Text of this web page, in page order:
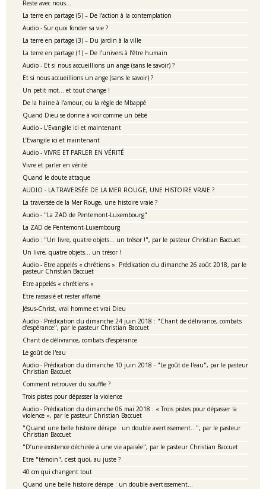
Reste avec nous…
La terre en partage (5) – De l’action à la contemplation
Audio - Sur quoi fonder sa vie ?
La terre en partage (3) – Du jardin à la ville
La terre en partage (1) – De l’univers à l’être humain
Audio - Et si nous accueillions un ange (sans le savoir) ?
Et si nous accueillions un ange (sans le savoir) ?
Un petit mot… et tout change !
De la haine à l’amour, ou la règle de Mbappé
Quand Dieu se donne à voir comme un bébé
Audio - L’Evangile ici et maintenant
L’Evangile ici et maintenant
Audio - VIVRE ET PARLER EN VÉRITÉ
Vivre et parler en vérité
Quand le doute attaque
AUDIO - LA TRAVERSÉE DE LA MER ROUGE, UNE HISTOIRE VRAIE ?
La traversée de la Mer Rouge, une histoire vraie ?
Audio - "La ZAD de Pentemont-Luxembourg"
La ZAD de Pentemont-Luxembourg
Audio : "Un livre, quatre objets… un trésor !", par le pasteur Christian Baccuet
Un livre, quatre objets… un trésor !
Audio - Etre appelés « chrétiens ». Prédication du dimanche 26 août 2018, par le
pasteur Christian Baccuet
Etre appelés « chrétiens »
Etre rassasié et rester affamé
Jésus-Christ, vrai homme et vrai Dieu
Audio - Prédication du dimanche 24 juin 2018 : "Chant de délivrance, combats
d’espérance", par le pasteur Christian Baccuet
Chant de délivrance, combats d’espérance
Le goût de l'eau
Audio - Prédication du dimanche 10 juin 2018 - "Le goût de l'eau", par le pasteur
Christian Baccuet
Comment retrouver du souffle ?
Trois pistes pour dépasser la violence
Audio - Prédication du dimanche 06 mai 2018 : « Trois pistes pour dépasser la
violence », par le pasteur Christian Baccuet
"Quand une belle histoire dérape : un double avertissement…", par le pasteur
Christian Baccuet
"D’une existence déchirée à une vie apaisée", par le pasteur Christian Baccuet
Etre "témoin", c'est quoi, au juste ?
40 cm qui changent tout
Quand une belle histoire dérape : un double avertissement…